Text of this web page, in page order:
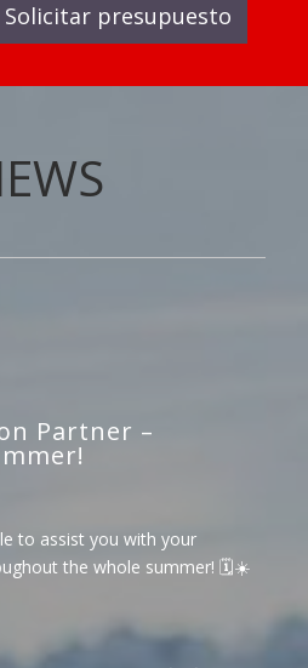
presupuesto
Partner –
to assist you with your
the whole summer! 🗓️☀️